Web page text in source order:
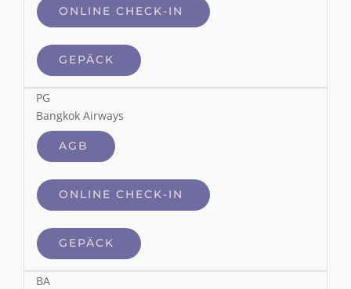
ONLINE CHECK-IN
GEPÄCK
PG
Bangkok Airways
AGB
ONLINE CHECK-IN
GEPÄCK
BA